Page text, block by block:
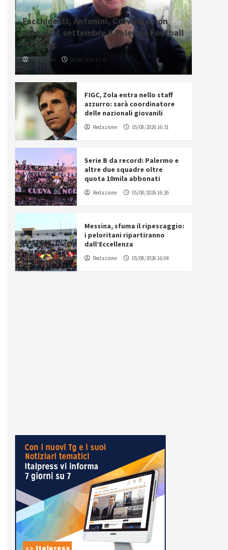
Facchinetti, Antonini, Corvino e non
solo: il 21 settembre il Palermo Football
Meeting
Redazione 06/08/2026 11:31
FIGC, Zola entra nello staff
azzurro: sarà coordinatore
delle nazionali giovanili
Redazione 05/08/2026 16:31
Serie B da record: Palermo e
altre due squadre oltre
quota 10mila abbonati
Redazione 05/08/2026 16:26
Messina, sfuma il ripescaggio:
i peloritani ripartiranno
dall’Eccellenza
Redazione 05/08/2026 16:04